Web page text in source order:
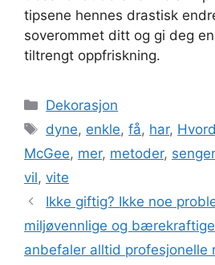
tipsene hennes drastisk
soverommet ditt og gi deg
tiltrengt oppfriskning.
Kategorier
Dekorasjon
Stikkord
dyne, enkle,få, har,
McGee, mer, metoder,
vil, vite
Ikke giftig? Ikke noe
miljøvennlige og
anbefaler alltid profesjonelle